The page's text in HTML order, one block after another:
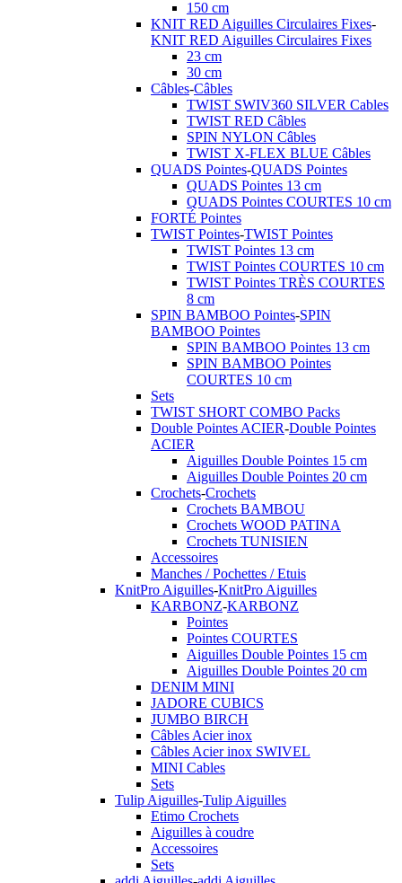
150 cm
KNIT RED Aiguilles Circulaires Fixes-
KNIT RED Aiguilles Circulaires Fixes
23 cm
30 cm
Câbles-Câbles
TWIST SWIV360 SILVER Cables
TWIST RED Câbles
SPIN NYLON Câbles
TWIST X-FLEX BLUE Câbles
QUADS Pointes-QUADS Pointes
QUADS Pointes 13 cm
QUADS Pointes COURTES 10 cm
FORTÉ Pointes
TWIST Pointes-TWIST Pointes
TWIST Pointes 13 cm
TWIST Pointes COURTES 10 cm
TWIST Pointes TRÈS COURTES
8 cm
SPIN BAMBOO Pointes-SPIN
BAMBOO Pointes
SPIN BAMBOO Pointes 13 cm
SPIN BAMBOO Pointes
COURTES 10 cm
Sets
TWIST SHORT COMBO Packs
Double Pointes ACIER-Double Pointes
ACIER
Aiguilles Double Pointes 15 cm
Aiguilles Double Pointes 20 cm
Crochets-Crochets
Crochets BAMBOU
Crochets WOOD PATINA
Crochets TUNISIEN
Accessoires
Manches / Pochettes / Etuis
KnitPro Aiguilles-KnitPro Aiguilles
KARBONZ-KARBONZ
Pointes
Pointes COURTES
Aiguilles Double Pointes 15 cm
Aiguilles Double Pointes 20 cm
DENIM MINI
JADORE CUBICS
JUMBO BIRCH
Câbles Acier inox
Câbles Acier inox SWIVEL
MINI Cables
Sets
Tulip Aiguilles-Tulip Aiguilles
Etimo Crochets
Aiguilles à coudre
Accessoires
Sets